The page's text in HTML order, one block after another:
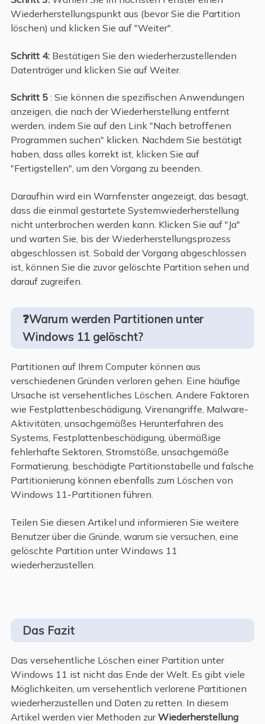
Wiederherstellungspunkt aus (bevor Sie die Partition
löschen) und klicken Sie auf "Weiter".
Schritt 4:Bestätigen Sie den wiederherzustellenden
Datenträger und klicken Sie auf Weiter.
Schritt 5 : Sie können die spezifischen Anwendungen
anzeigen, die nach der Wiederherstellung entfernt
werden, indem Sie auf den Link "Nach betroffenen
Programmen suchen" klicken. Nachdem Sie bestätigt
haben, dass alles korrekt ist, klicken Sie auf
"Fertigstellen", um den Vorgang zu beenden.
Daraufhin wird ein Warnfenster angezeigt, das besagt,
dass die einmal gestartete Systemwiederherstellung
nicht unterbrochen werden kann. Klicken Sie auf "Ja"
und warten Sie, bis der Wiederherstellungsprozess
abgeschlossen ist. Sobald der Vorgang abgeschlossen
ist, können Sie die zuvor gelöschte Partition sehen und
darauf zugreifen.
❓Warum werden Partitionen unter
Windows 11 gelöscht?
Partitionen auf Ihrem Computer können aus
verschiedenen Gründen verloren gehen. Eine häufige
Ursache ist versehentliches Löschen. Andere Faktoren
wie Festplattenbeschädigung, Virenangriffe, Malware-
Aktivitäten, unsachgemäßes Herunterfahren des
Systems, Festplattenbeschädigung, übermäßige
fehlerhafte Sektoren, Stromstöße, unsachgemäße
Formatierung, beschädigte Partitionstabelle und falsche
Partitionierung können ebenfalls zum Löschen von
Windows 11-Partitionen führen.
Teilen Sie diesen Artikel und informieren Sie weitere
Benutzer über die Gründe, warum sie versuchen, eine
gelöschte Partition unter Windows 11
wiederherzustellen.
Das Fazit
Das versehentliche Löschen einer Partition unter
Windows 11 ist nicht das Ende der Welt. Es gibt viele
Möglichkeiten, um versehentlich verlorene Partitionen
wiederherzustellen und Daten zu retten. In diesem
Artikel werden vier Methoden zurWiederherstellung